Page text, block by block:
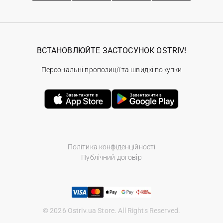
Політика конфіденційності
Публічний договір
© 2026 Ostriv.ua Store. All Rights Reserved.
ВСТАНОВЛЮЙТЕ ЗАСТОСУНОК OSTRIV!
Персональні пропозиції та швидкі покупки